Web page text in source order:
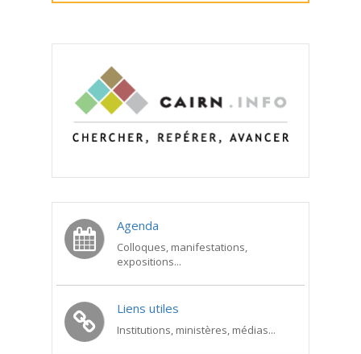
Agenda
Colloques, manifestations,
expositions...
Liens utiles
Institutions, ministères, médias...